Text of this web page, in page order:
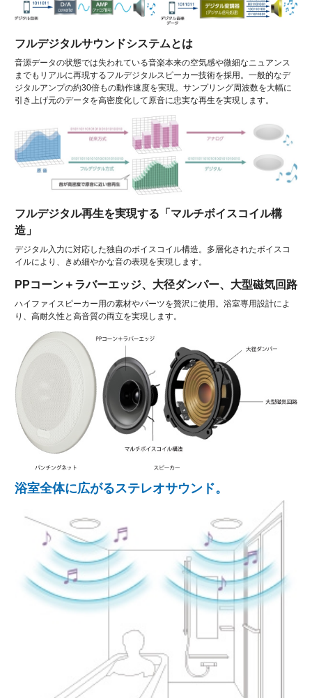
フルデジタルサウンドシステムとは
音源データの状態では失われている音楽本来の空気感や微細なニュアンス
までもリアルに再現するフルデジタルスピーカー技術を採用。一般的なデ
ジタルアンプの約30倍もの動作速度を実現。サンプリング周波数を大幅に
引き上げ元のデータを高密度化して原音に忠実な再生を実現します。
フルデジタル再生を実現する「マルチボイスコイル構
造」
デジタル入力に対応した独自のボイスコイル構造。多層化されたボイスコ
イルにより、きめ細やかな音の表現を実現します。
PPコーン＋ラバーエッジ、大径ダンパー、大型磁気回路
ハイファイスピーカー用の素材やパーツを贅沢に使用。浴室専用設計によ
り、高耐久性と高音質の両立を実現します。
浴室全体に広がるステレオサウンド。